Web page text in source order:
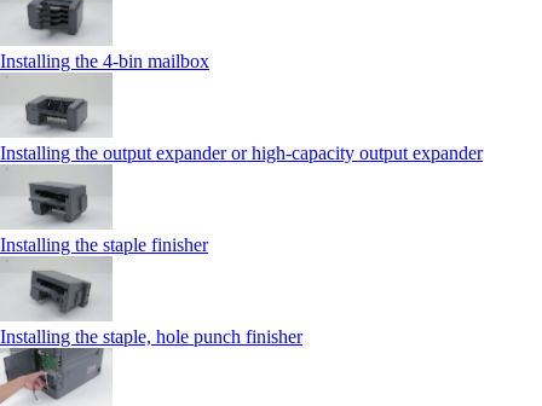
Installing the 4‑bin mailbox
Installing the output expander or high‑capacity output expander
Installing the staple finisher
Installing the staple, hole punch finisher